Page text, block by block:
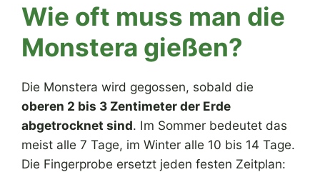
Wie oft muss man die
Monstera gießen?
Die Monstera wird gegossen, sobald die
oberen 2 bis 3 Zentimeter der Erde
abgetrocknet sind. Im Sommer bedeutet das
meist alle 7 Tage, im Winter alle 10 bis 14 Tage.
Die Fingerprobe ersetzt jeden festen Zeitplan: